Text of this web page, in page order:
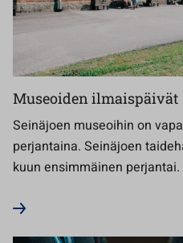
Museoiden ilmaispäivät
Seinäjoen museoihin on
perjantaina. Seinäjoen
kuun ensimmäinen